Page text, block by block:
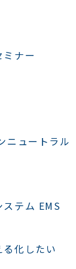
ナー
ニュートラル
テム EMS
化したい